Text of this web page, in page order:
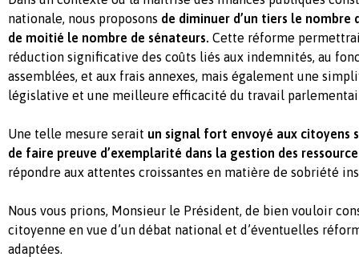
nationale, nous proposons de diminuer d’un tiers le nombre
de moitié le nombre de sénateurs. Cette réforme
réduction significative des coûts liés aux indemnités, au
assemblées, et aux frais annexes, mais également une
législative et une meilleure efficacité du travail
Une telle mesure serait un signal fort envoyé aux citoyens
de faire preuve d’exemplarité dans la gestion des
répondre aux attentes croissantes en matière de sobriété
Nous vous prions, Monsieur le Président, de bien vouloir
citoyenne en vue d’un débat national et d’éventuelles
adaptées.